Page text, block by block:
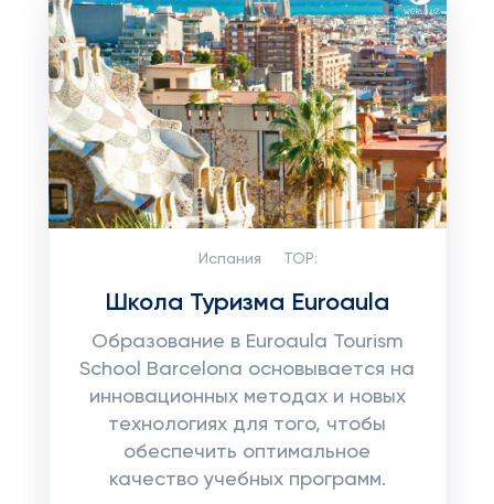
Испания TOP:
Школа Туризма Euroaula
Образование в Euroaula Tourism
School Barcelona основывается на
инновационных методах и новых
технологиях для того, чтобы
обеспечить оптимальное
качество учебных программ.